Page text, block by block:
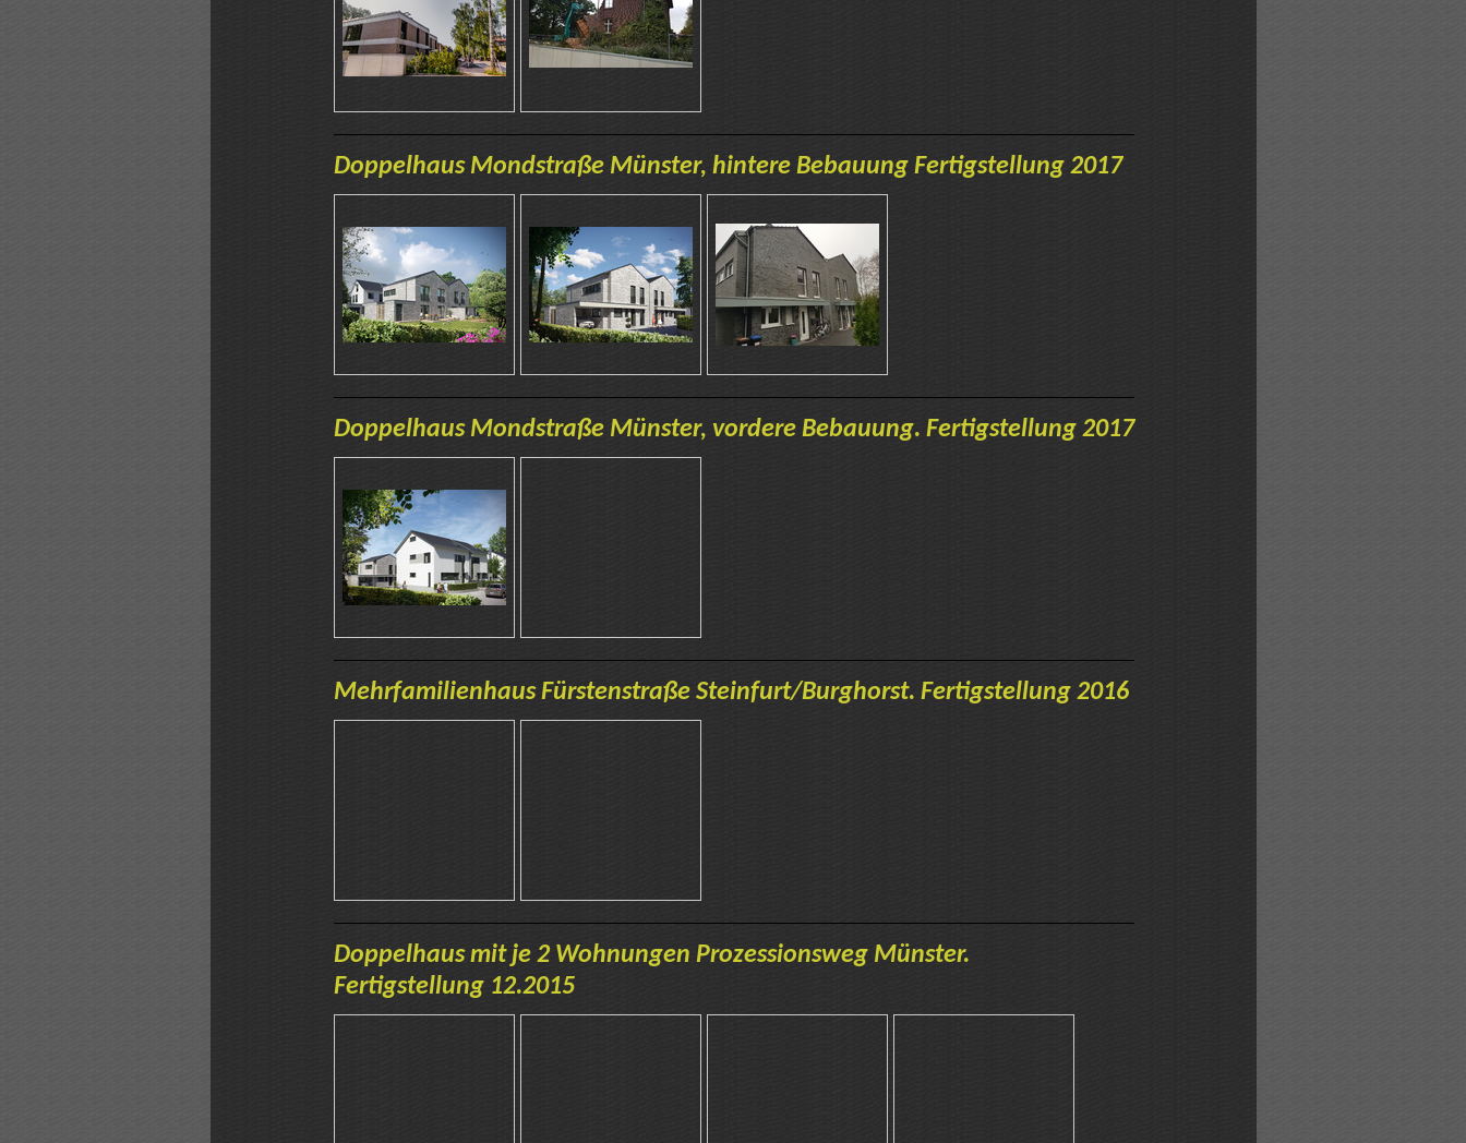
Doppelhaus Mondstraße Münster, hintere Bebauung Fertigstellung 2017
Doppelhaus Mondstraße Münster, vordere Bebauung. Fertigstellung 2017
Mehrfamilienhaus Fürstenstraße Steinfurt/Burghorst. Fertigstellung 2016
Doppelhaus mit je 2 Wohnungen Prozessionsweg Münster.
Fertigstellung 12.2015